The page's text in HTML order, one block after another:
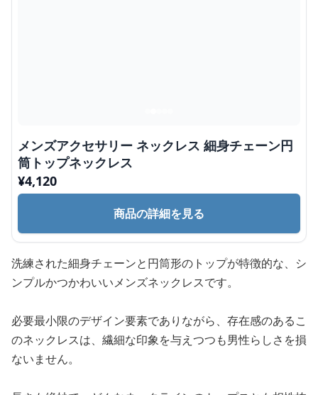
メンズアクセサリー ネックレス 細身チェーン円
筒トップネックレス
¥4,120
商品の詳細を見る
洗練された細身チェーンと円筒形のトップが特徴的な、シ
ンプルかつかわいいメンズネックレスです。
必要最小限のデザイン要素でありながら、存在感のあるこ
のネックレスは、繊細な印象を与えつつも男性らしさを損
ないません。